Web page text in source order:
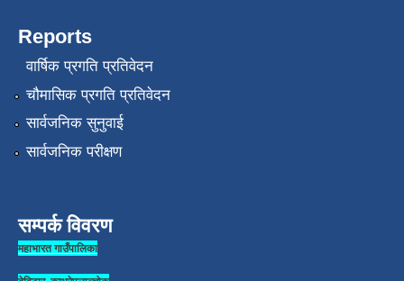
Reports
वार्षिक प्रगति प्रतिवेदन
चौमासिक प्रगति प्रतिवेदन
सार्वजनिक सुनुवाई
सार्वजनिक परीक्षण
सम्पर्क विवरण
महाभारत गाउँपालिका